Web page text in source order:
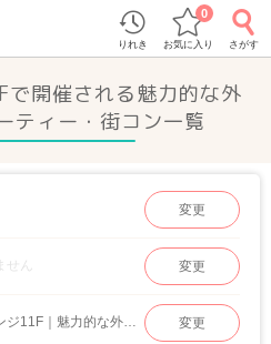
りれき お気に入り
0
さがす
開催される魅力的な外
ティー・街コン一覧
変更
せん 変更
新宿西口ラウンジ11F｜魅力的な外見の女性 変更